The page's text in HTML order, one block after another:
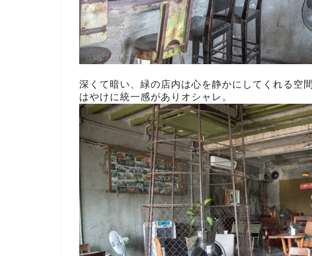
深くて暗い、緑の店内は心を静かにしてくれる空
はやけに統一感がありオシャレ。